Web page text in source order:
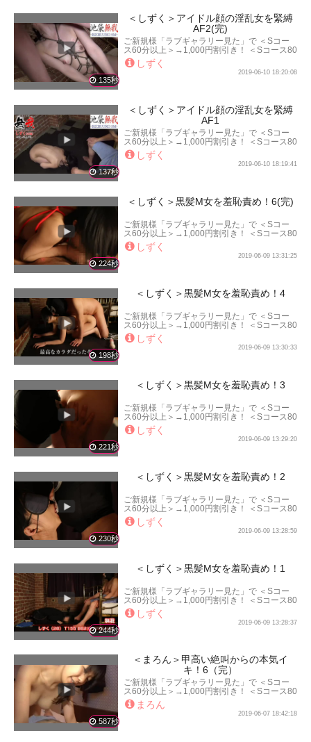
＜しずく＞アイドル顔の淫乱女を緊縛
AF2(完)
135秒
ご新規様「ラブギャラリー見た」で ＜Sコー
ス60分以上＞→1,000円割引き！ ＜Sコース80
分以上＞→2,000円割引き！ ＜Sコース100分
以上＞→3,000円割引き！ となります。
しずく
2019-06-10 18:20:08
＜しずく＞アイドル顔の淫乱女を緊縛
AF1
137秒
ご新規様「ラブギャラリー見た」で ＜Sコー
ス60分以上＞→1,000円割引き！ ＜Sコース80
分以上＞→2,000円割引き！ ＜Sコース100分
以上＞→3,000円割引き！ となります。
しずく
2019-06-10 18:19:41
＜しずく＞黒髪M女を羞恥責め！6(完)
224秒
ご新規様「ラブギャラリー見た」で ＜Sコー
ス60分以上＞→1,000円割引き！ ＜Sコース80
分以上＞→2,000円割引き！ ＜Sコース100分
以上＞→3,000円割引き！ となります。
しずく
2019-06-09 13:31:25
＜しずく＞黒髪M女を羞恥責め！4
198秒
ご新規様「ラブギャラリー見た」で ＜Sコー
ス60分以上＞→1,000円割引き！ ＜Sコース80
分以上＞→2,000円割引き！ ＜Sコース100分
以上＞→3,000円割引き！ となります。
しずく
2019-06-09 13:30:33
＜しずく＞黒髪M女を羞恥責め！3
221秒
ご新規様「ラブギャラリー見た」で ＜Sコー
ス60分以上＞→1,000円割引き！ ＜Sコース80
分以上＞→2,000円割引き！ ＜Sコース100分
以上＞→3,000円割引き！ となります。
しずく
2019-06-09 13:29:20
＜しずく＞黒髪M女を羞恥責め！2
230秒
ご新規様「ラブギャラリー見た」で ＜Sコー
ス60分以上＞→1,000円割引き！ ＜Sコース80
分以上＞→2,000円割引き！ ＜Sコース100分
以上＞→3,000円割引き！ となります。
しずく
2019-06-09 13:28:59
＜しずく＞黒髪M女を羞恥責め！1
244秒
ご新規様「ラブギャラリー見た」で ＜Sコー
ス60分以上＞→1,000円割引き！ ＜Sコース80
分以上＞→2,000円割引き！ ＜Sコース100分
以上＞→3,000円割引き！ となります。
しずく
2019-06-09 13:28:37
＜まろん＞甲高い絶叫からの本気イ
キ！6（完）
587秒
ご新規様「ラブギャラリー見た」で ＜Sコー
ス60分以上＞→1,000円割引き！ ＜Sコース80
分以上＞→2,000円割引き！ ＜Sコース100分
以上＞→3,000円割引き！ となります。
まろん
2019-06-07 18:42:18